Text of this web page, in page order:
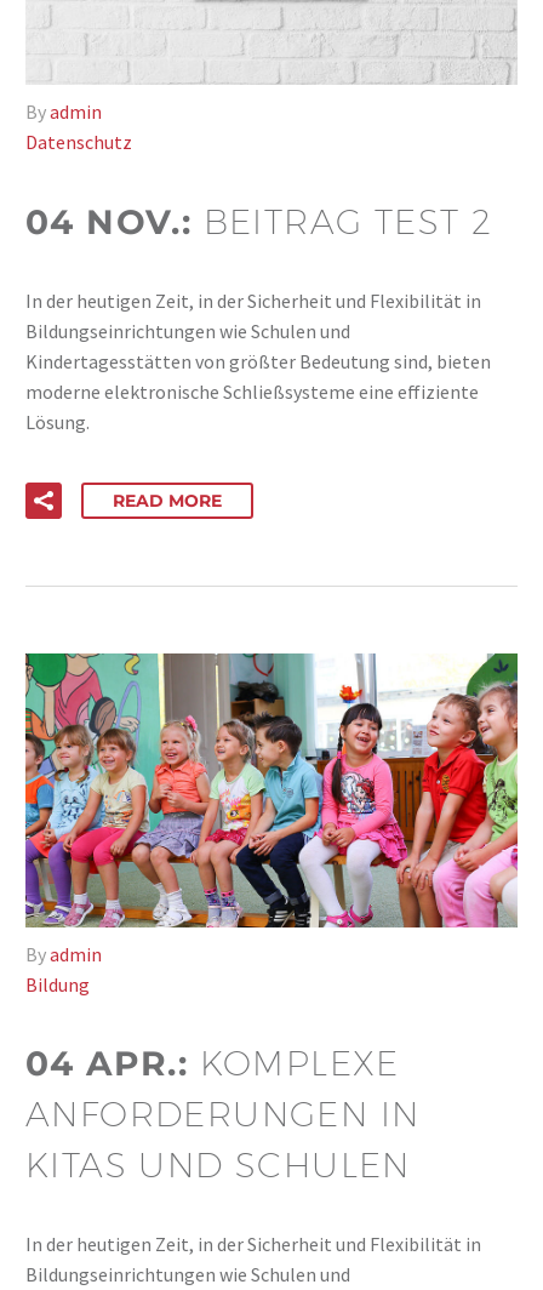
Byadmin
Datenschutz
04 NOV.: BEITRAG TEST 2
In der heutigen Zeit, in der Sicherheit und Flexibilität in
Bildungseinrichtungen wie Schulen und
Kindertagesstätten von größter Bedeutung sind, bieten
moderne elektronische Schließsysteme eine effiziente
Lösung.
READ MORE
Byadmin
Bildung
04 APR.: KOMPLEXE
ANFORDERUNGEN IN
KITAS UND SCHULEN
In der heutigen Zeit, in der Sicherheit und Flexibilität in
Bildungseinrichtungen wie Schulen und